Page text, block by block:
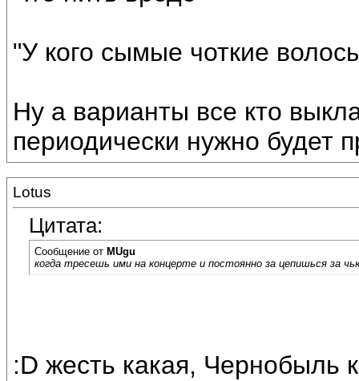
"У кого сымые чоткие
Ну а варианты все кто
периодически нужно будет
Lotus
Цитата:
Сообщение от MUgu
когда тресешь ими на концерте и постоянно за цепишься за
:D жесть какая, Чернобыль